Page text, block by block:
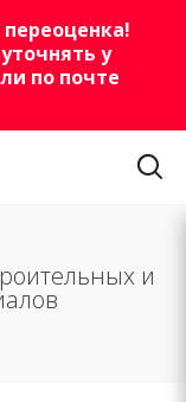
у
по почте
и